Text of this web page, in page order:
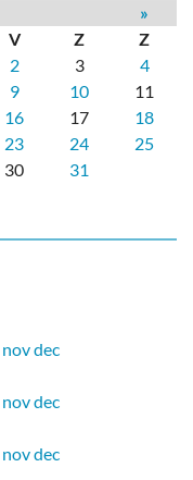
»
V Z
Z
2 3
4
9 10
11
16 17
18
23 24
25
30 31
novdec
novdec
novdec